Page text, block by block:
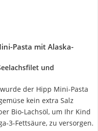
Pasta mit Alaska-
und
der Hipp Mini-Pasta
kein extra Salz
Bio-Lachsöl, um Ihr Kind
3-Fettsäure, zu versorgen.